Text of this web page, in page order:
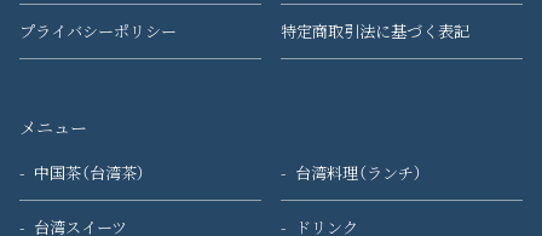
プライバシーポリシー 特定商取引法に基づく表記
メニュー
中国茶（台湾茶） 台湾料理（ランチ）
台湾スイーツ ドリンク